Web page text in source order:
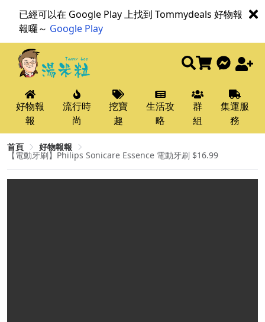
已經可以在 Google Play 上找到 Tommydeals 好物報
報囉～ Google Play
好物報
報
流行時
尚
挖寶
趣
生活攻
略
群
組
集運服
務
首頁 好物報報
【電動牙刷】Philips Sonicare Essence 電動牙刷 $16.99